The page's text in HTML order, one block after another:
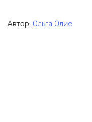
Автор: Ольга Олие